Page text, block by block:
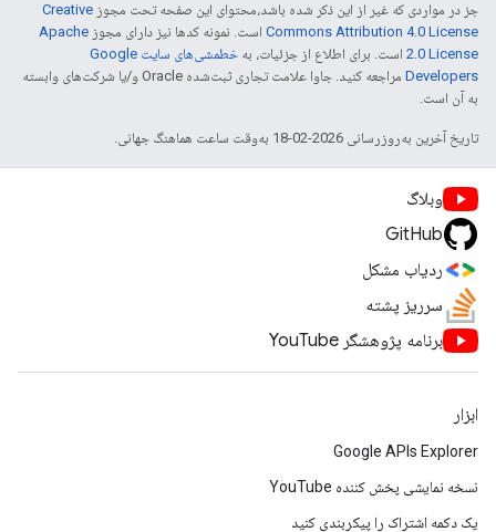
جز در مواردی که غیر از این ذکر شده باشد،‌محتوای این صفحه تحت مجوز Creative
Commons Attribution 4.0 License است. نمونه کدها نیز دارای مجوز Apache
2.0 License است. برای اطلاع از جزئیات، به
خطمشی‌های سایت Google
Developers‏
مراجعه کنید. جاوا علامت تجاری ثبت‌شده Oracle و/یا شرکت‌های وابسته
به آن است.
تاریخ آخرین به‌روزرسانی 2026-02-18 به‌وقت ساعت هماهنگ جهانی.
وبلاگ
GitHub
ردیاب مشکل
سرریز پشته
برنامه پژوهشگر YouTube
ابزار
Google APIs Explorer
نسخه نمایشی پخش کننده YouTube
یک دکمه اشتراک را پیکربندی کنید